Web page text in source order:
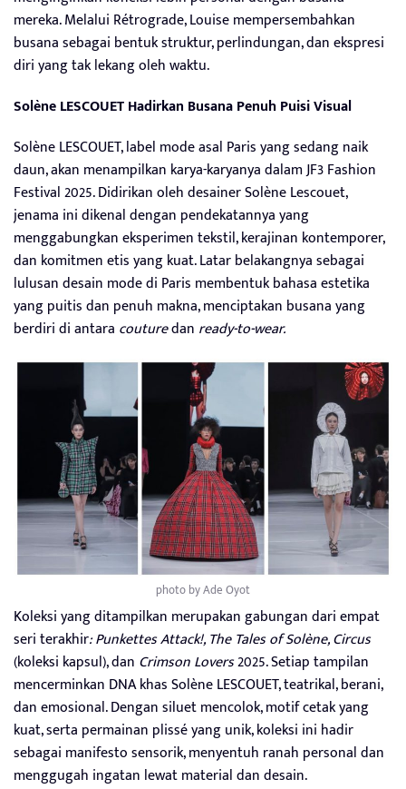
mereka. Melalui Rétrograde, Louise mempersembahkan
busana sebagai bentuk struktur, perlindungan, dan ekspresi
diri yang tak lekang oleh waktu.
Solène LESCOUET Hadirkan Busana Penuh Puisi Visual
Solène LESCOUET, label mode asal Paris yang sedang naik
daun, akan menampilkan karya-karyanya dalam JF3 Fashion
Festival 2025. Didirikan oleh desainer Solène Lescouet,
jenama ini dikenal dengan pendekatannya yang
menggabungkan eksperimen tekstil, kerajinan kontemporer,
dan komitmen etis yang kuat. Latar belakangnya sebagai
lulusan desain mode di Paris membentuk bahasa estetika
yang puitis dan penuh makna, menciptakan busana yang
berdiri di antara couturedan ready-to-wear.
photo by Ade Oyot
Koleksi yang ditampilkan merupakan gabungan dari empat
seri terakhir: Punkettes Attack!, The Tales of Solène, Circus
(koleksi kapsul), dan Crimson Lovers2025. Setiap tampilan
mencerminkan DNA khas Solène LESCOUET, teatrikal, berani,
dan emosional. Dengan siluet mencolok, motif cetak yang
kuat, serta permainan plissé yang unik, koleksi ini hadir
sebagai manifesto sensorik, menyentuh ranah personal dan
menggugah ingatan lewat material dan desain.